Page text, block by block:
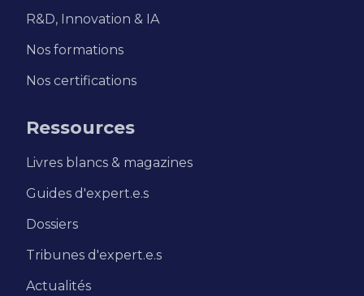
R&D, Innovation & IA
Nos formations
Nos certifications
Ressources
Livres blancs & magazines
Guides d'expert.e.s
Dossiers
Tribunes d'expert.e.s
Actualités